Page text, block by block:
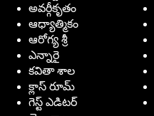
అవర్గీకృతం
ఆధ్యాత్మికం
ఆరోగ్య శ్రీ
ఎన్నారై
కవితా శాల
క్లాస్ రూమ్
గెస్ట్ ఎడిటర్